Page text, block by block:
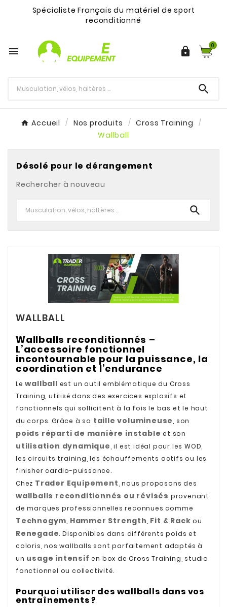
Spécialiste Français du matériel de sport
reconditionné
  0

Accueil Nos produits
Cross Training
Wallball
Désolé pour le dérangement
Rechercher à nouveau

WALLBALL
Wallballs reconditionnés –
L’accessoire fonctionnel
incontournable pour la puissance, la
coordination et l’endurance
Lewallball est un outil emblématique du Cross
Training, utilisé dans des exercices explosifs et
fonctionnels qui sollicitent à la fois le bas et le haut
du corps. Grâce à sa taille volumineuse , son
poids réparti de manière instable et son
utilisation dynamique , il est idéal pour les WOD,
les circuits training, les échauffements actifs ou les
finisher cardio-puissance.
Chez Trader Equipement , nous proposons des
wallballs reconditionnés ou révisés provenant
de marques professionnelles reconnues comme
Technogym Hammer Strength Fit & Rack ou
Renegade. Disponibles dans différents poids et
coloris, nos wallballs sont parfaitement adaptés à
un usage intensif en box de Cross Training, studio
fonctionnel ou collectivité.
Pourquoi utiliser des wallballs dans vos
entraînements ?